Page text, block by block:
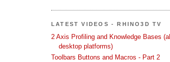
LATEST VIDEOS - RHINO3D TV
2 Axis Profiling and Knowledge Bases (all
desktop platforms)
Toolbars Buttons and Macros - Part 2